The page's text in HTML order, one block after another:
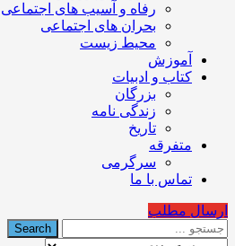
رفاه و آسیب های اجتماعی
بحران های اجتماعی
محیط زیست
آموزش
کتاب و ادبیات
بزرگان
زندگی نامه
تاریخ
متفرقه
سرگرمی
تماس با ما
ارسال مطلب